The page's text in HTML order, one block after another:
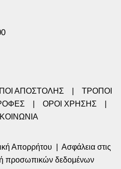
ΑΠΟΣΤΟΛΗΣ
ΤΡΟΠΟΙ
ΟΡΟΙ ΧΡΗΣΗΣ
Απορρήτου
Ασφάλεια στις
προσωπικών δεδομένων